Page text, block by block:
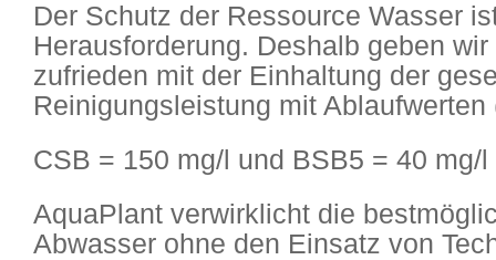
Der Schutz der Ressource Wasser
Herausforderung. Deshalb geben
zufrieden mit der Einhaltung der
Reinigungsleistung mit Ablaufwerten
CSB = 150 mg/l und BSB5 = 40 mg/l
AquaPlant verwirklicht die
Abwasser ohne den Einsatz von